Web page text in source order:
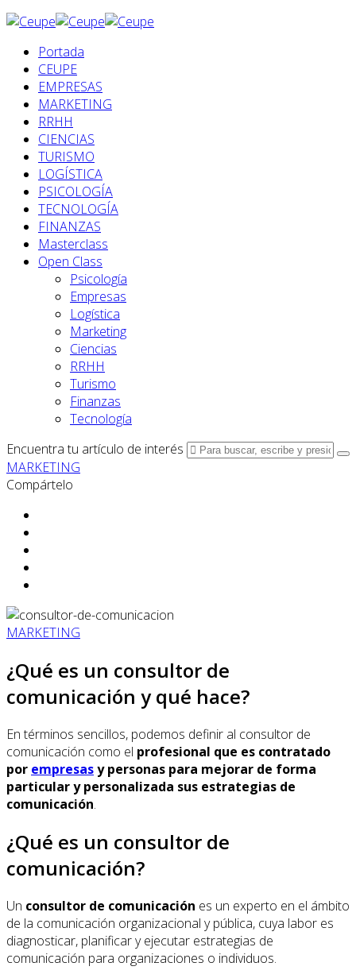
Portada
CEUPE
EMPRESAS
MARKETING
RRHH
CIENCIAS
TURISMO
LOGÍSTICA
PSICOLOGÍA
TECNOLOGÍA
FINANZAS
Masterclass
Open Class
Psicología
Empresas
Logística
Marketing
Ciencias
RRHH
Turismo
Finanzas
Tecnología
Encuentra tu artículo de interés
MARKETING
Compártelo
MARKETING
¿Qué es un consultor de
comunicación y qué hace?
En términos sencillos, podemos definir al consultor de
comunicación como el profesional que es contratado
por empresasy personas para mejorar de forma
particular y personalizada sus estrategias de
comunicación.
¿Qué es un consultor de
comunicación?
Un consultor de comunicación es un experto en el ámbito
de la comunicación organizacional y pública, cuya labor es
diagnosticar, planificar y ejecutar estrategias de
comunicación para organizaciones o individuos.